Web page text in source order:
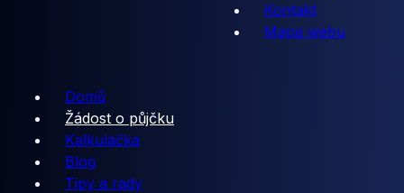
Kontakt
Mapa webu
Domů
Žádost o půjčku
Kalkulačka
Blog
Tipy a rady